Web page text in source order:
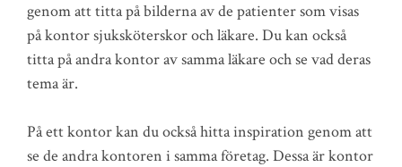
genom att titta på bilderna av de patienter som visas
på kontor sjuksköterskor och läkare. Du kan också
titta på andra kontor av samma läkare och se vad deras
tema är.
På ett kontor kan du också hitta inspiration genom att
se de andra kontoren i samma företag. Dessa är kontor